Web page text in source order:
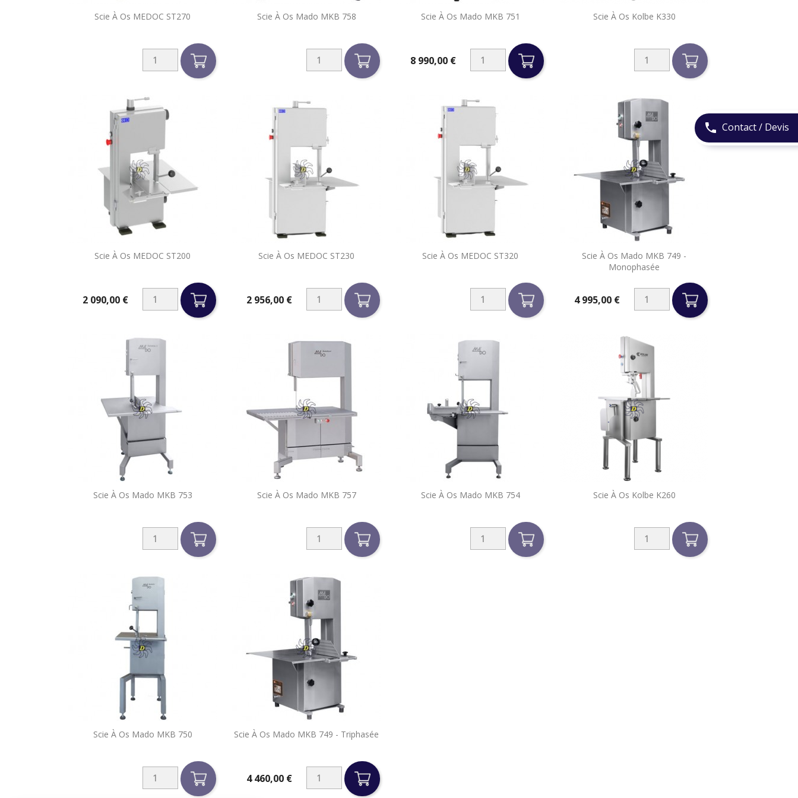
phone Contact / Devis
Scie À Os MEDOC ST270
 Aperçu rapide Scie À Os Mado MKB 758
Aperçu rapide Scie À Os Mado MKB 751
Prix8 990,00 €
Aperçu rapide Scie À Os Kolbe K330
Aperçu rapide
Scie À Os MEDOC ST200
Prix2 090,00 €
 Aperçu rapide Scie À Os MEDOC ST230
Prix2 956,00 €
 Aperçu rapide Scie À Os MEDOC ST320
 Aperçu rapide
Scie À Os Mado MKB 749 -
Monophasée
Prix4 995,00 €
Aperçu rapide
Scie À Os Mado MKB 753
Aperçu rapide Scie À Os Mado MKB 757
Aperçu rapide Scie À Os Mado MKB 754
Aperçu rapide Scie À Os Kolbe K260
Aperçu rapide
Scie À Os Mado MKB 750
Aperçu rapide Scie À Os Mado MKB 749 - Triphasée
Prix4 460,00 €
Aperçu rapide